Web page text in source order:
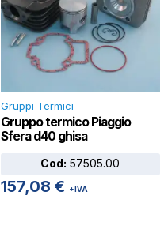
Gruppi Termici
Gruppo termico Piaggio
Sfera d40 ghisa
Cod: 57505.00
157,08 € +IVA